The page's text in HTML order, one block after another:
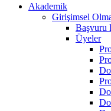
Akademik
Girişimsel
Başvuru
Üyeler